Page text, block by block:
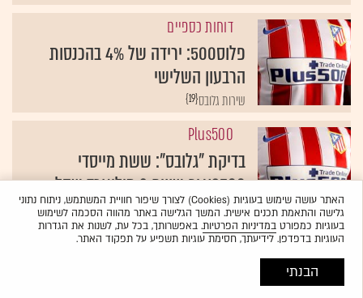
דוחות כספיים
פלוס500: ירידה של 4% בהכנסות
הרבעון השלישי
{19}שירות גלובס
Plus500
בדיקת "גלובס": ששת מייסדי
Plus500 שווים 3 מיליארד שקל
{19}טלי ציפורי
האתר עושה שימוש בעוגיות (Cookies) לצורך שיפור חוויית המשתמש, ניתוח נתוני
גלישה והתאמת תכנים אישית. המשך הגלישה באתר מהווה הסכמה לשימוש
בעוגיות כמפורטבמדיניות הפרטיות. באפשרותך, בכל עת, לשנות את הגדרות
העוגיות בדפדפן. לידיעתך, חסימת עוגיות תשפיע על תפקוד האתר.
הבנתי